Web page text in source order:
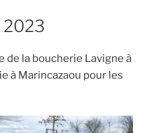
2023
de la boucherie Lavigne à
à Marincazaou pour les